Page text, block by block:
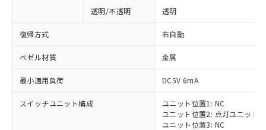
透明/不透明 透明
復帰方式 右自動
ベゼル材質 金属
最小適用負荷 DC5V 6mA
スイッチユニット構成
ユニット位置1: NC
ユニット位置2: 点灯ユニット
ユニット位置3: NC